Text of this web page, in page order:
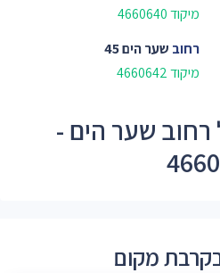
מיקוד 4660640
רחוב שער הים 45
מיקוד 4660642
רחוב שער הים -
מקום